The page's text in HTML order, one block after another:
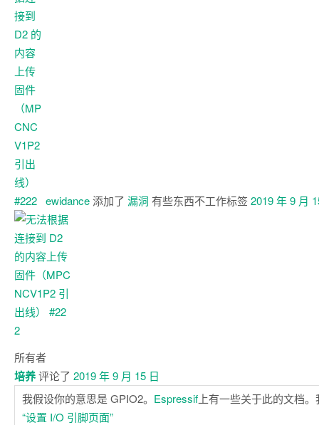
ewidance添加了 漏洞 有些东西不工作标签2019 年 9 月
所有者
培养评论了 2019 年 9 月 15 日
我假设你的意思是 GPIO2。 Espressif 上有一些关于此的文档
“设置 I/O 引脚页面”